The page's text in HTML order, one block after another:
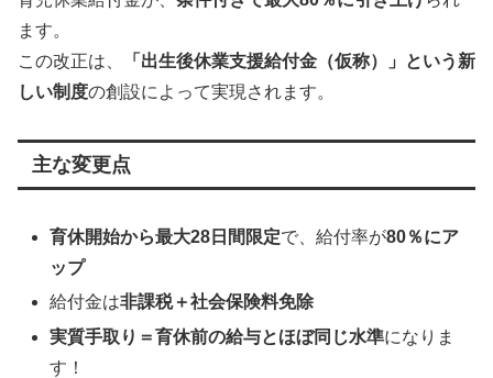
ます。
この改正は、
「出生後休業支援給付金（仮称）」という新
しい制度の創設によって実現されます。
主な変更点
育休開始から最大28日間限定で、給付率が80％にア
ップ
給付金は非課税＋社会保険料免除
実質手取り＝育休前の給与とほぼ同じ水準になりま
す！